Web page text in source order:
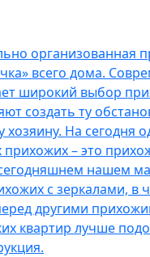
организованная
всего дома.
широкий выбор
создать ту
На сегодня
– это
нашем
с зеркалами, в
другими
квартир лучше